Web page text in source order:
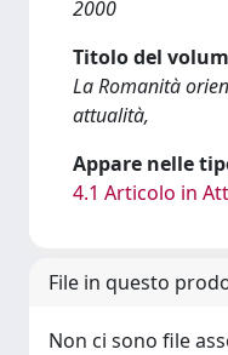
2000
Titolo del
La Romanità
attualità,
Appare nelle
4.1 Articolo in
File in questo
Non ci sono file